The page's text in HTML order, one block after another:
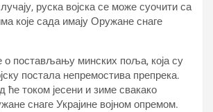
руска војска се може суочити са
које сада имају Оружане снаге
о постављању минских поља, која су
постала непремостива препрека.
ће током јесени и зиме свакако
снаге Украјине војном опремом.